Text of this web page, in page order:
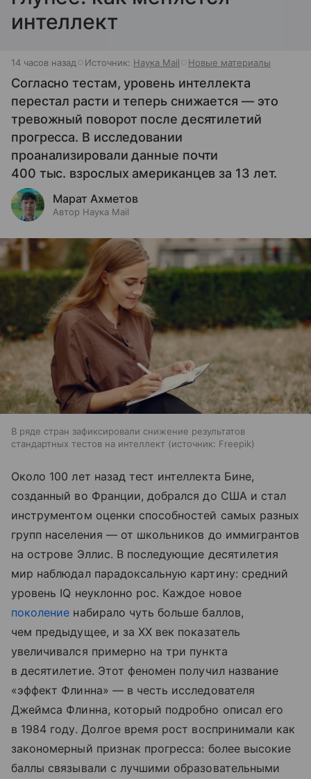
интеллект
14 часов назад Источник: Наука Mail Новые материалы
Согласно тестам, уровень интеллекта
перестал расти и теперь снижается — это
тревожный поворот после десятилетий
прогресса. В исследовании
проанализировали данные почти
400 тыс. взрослых американцев за 13 лет.
Марат Ахметов
Автор Наука Mail
В ряде стран зафиксировали снижение результатов
стандартных тестов на интеллект
источник: Freepik
Около 100 лет назад тест интеллекта Бине,
созданный во Франции, добрался до США и стал
инструментом оценки способностей самых разных
групп населения — от школьников до иммигрантов
на острове Эллис. В последующие десятилетия
мир наблюдал парадоксальную картину: средний
уровень IQ неуклонно рос. Каждое новое
поколение набирало чуть больше баллов,
чем предыдущее, и за XX век показатель
увеличивался примерно на три пункта
в десятилетие. Этот феномен получил название
«эффект Флинна» — в честь исследователя
Джеймса Флинна, который подробно описал его
в 1984 году. Долгое время рост воспринимали как
закономерный признак прогресса: более высокие
баллы связывали с лучшими образовательными